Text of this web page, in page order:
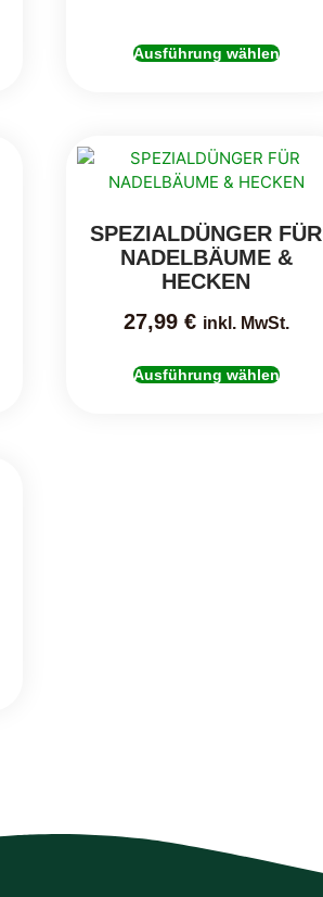
Ausführung wählen
SPEZIALDÜNGER FÜR
NADELBÄUME &
HECKEN
27,99 € inkl. MwSt.
Ausführung wählen